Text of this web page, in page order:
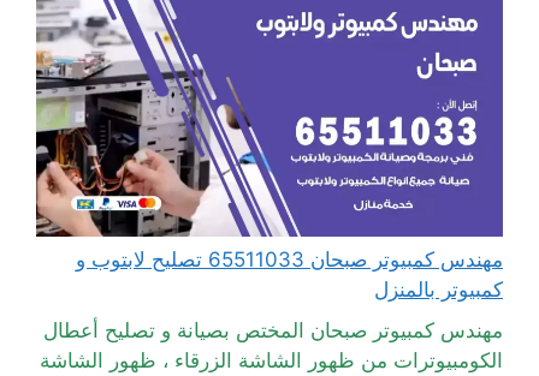
مهندس كمبيوتر صبحان 65511033 تصليح لابتوب و
كمبيوتر بالمنزل
مهندس كمبيوتر صبحان المختص بصيانة و تصليح أعطال
الكومبيوترات من ظهور الشاشة الزرقاء ، ظهور الشاشة